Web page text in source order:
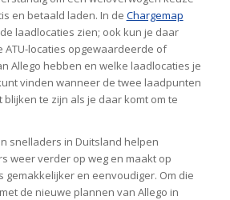
en betaald laden. In de Chargemap
laadlocaties zien; ook kun je daar
ATU-locaties opgewaardeerde of
Allego hebben en welke laadlocaties je
vinden wanneer de twee laadpunten
te zijn als je daar komt om te
snelladers in Duitsland helpen
weer verder op weg en maakt op
gemakkelijker en eenvoudiger. Om die
de nieuwe plannen van Allego in